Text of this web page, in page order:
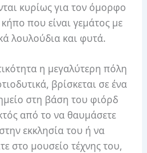
κυρίως για τον όμορφο
που είναι γεμάτος με
λουλούδια και φυτά.
η μεγαλύτερη πόλη
βρίσκεται σε ένα
στη βάση του φιόρδ
από το να θαυμάσετε
εκκλησία του ή να
στο μουσείο τέχνης του,